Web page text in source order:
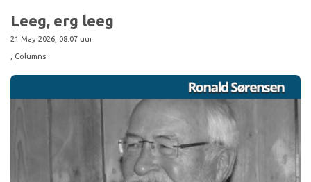
Leeg, erg leeg
21 May 2026, 08:07 uur
, Columns